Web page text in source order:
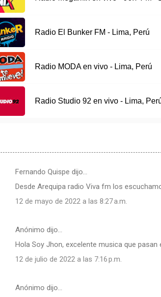
Radio El Bunker FM - Lima, Perú
Radio MODA en vivo - Lima, Perú
Radio Studio 92 en vivo - Lima,
Fernando Quispe dijo…
Desde Arequipa radio Viva fm los
12 de mayo de 2022 a las 8:27 a.m.
Anónimo dijo…
Hola Soy Jhon, excelente musica que
12 de julio de 2022 a las 7:16 p.m.
Anónimo dijo…